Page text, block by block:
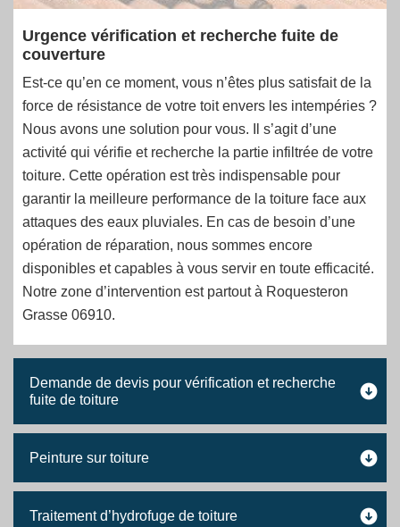
Urgence vérification et recherche fuite de
couverture
Est-ce qu’en ce moment, vous n’êtes plus satisfait de la
force de résistance de votre toit envers les intempéries ?
Nous avons une solution pour vous. Il s’agit d’une
activité qui vérifie et recherche la partie infiltrée de votre
toiture. Cette opération est très indispensable pour
garantir la meilleure performance de la toiture face aux
attaques des eaux pluviales. En cas de besoin d’une
opération de réparation, nous sommes encore
disponibles et capables à vous servir en toute efficacité.
Notre zone d’intervention est partout à Roquesteron
Grasse 06910.
Demande de devis pour vérification et recherche
fuite de toiture
Peinture sur toiture
Traitement d’hydrofuge de toiture